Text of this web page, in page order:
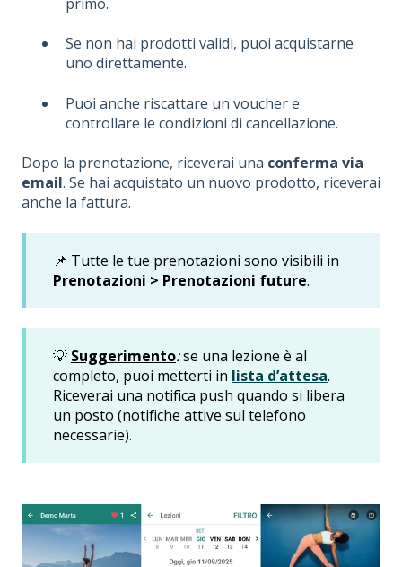
Se non hai prodotti validi, puoi acquistarne
uno direttamente.
Puoi anche riscattare un voucher e
controllare le condizioni di cancellazione.
Dopo la prenotazione, riceverai una conferma via
email. Se hai acquistato un nuovo prodotto, riceverai
anche la fattura.
📌 Tutte le tue prenotazioni sono visibili in
Prenotazioni > Prenotazioni future.
💡 Suggerimento:se una lezione è al
completo, puoi metterti in lista d’attesa.
Riceverai una notifica push quando si libera
un posto (notifiche attive sul telefono
necessarie).